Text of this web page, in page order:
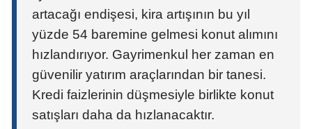
artacağı endişesi, kira artışının bu yıl
yüzde 54 baremine gelmesi konut alımını
hızlandırıyor. Gayrimenkul her zaman en
güvenilir yatırım araçlarından bir tanesi.
Kredi faizlerinin düşmesiyle birlikte konut
satışları daha da hızlanacaktır.